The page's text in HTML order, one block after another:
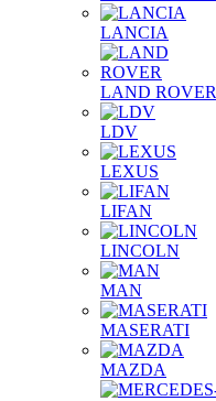
LANCIA
LAND ROVER
LDV
LEXUS
LIFAN
LINCOLN
MAN
MASERATI
MAZDA